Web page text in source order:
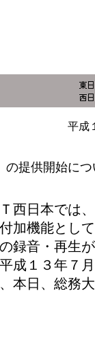
平成
の提供開始に
西日本では
加機能とし
録音・再生
成１３年７
本日、総務